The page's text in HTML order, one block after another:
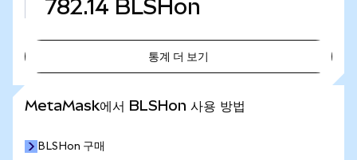
782.14 BLSHon
통계 더 보기
MetaMask에서 BLSHon 사용 방법
BLSHon 구매